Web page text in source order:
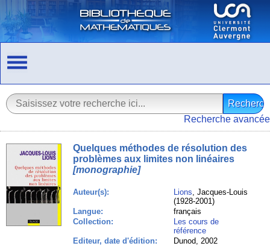
Recherche avancée
Quelques méthodes de résolution des
problèmes aux limites non linéaires
[monographie]
Auteur(s): Lions, Jacques-Louis
(1928-2001)
Langue:
français
Collection:
Les cours de
référence
Editeur, date d'édition:
Dunod, 2002